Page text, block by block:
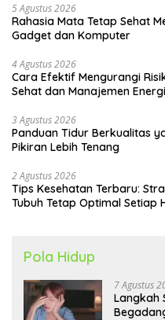
5 Agustus 2026
Rahasia Mata Tetap Sehat
Gadget dan Komputer
4 Agustus 2026
Cara Efektif Mengurangi
Sehat dan Manajemen Energi
3 Agustus 2026
Panduan Tidur Berkualitas
Pikiran Lebih Tenang
2 Agustus 2026
Tips Kesehatan Terbaru:
Tubuh Tetap Optimal Setiap
Pola Hidup
7 Agustus
Langkah